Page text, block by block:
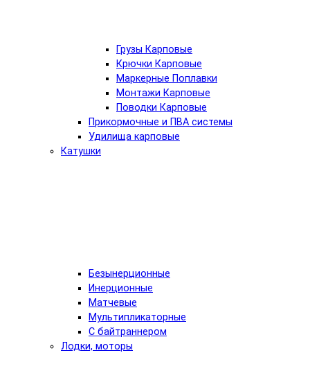
Грузы Карповые
Крючки Карповые
Маркерные Поплавки
Монтажи Карповые
Поводки Карповые
Прикормочные и ПВА системы
Удилища карповые
Катушки
Безынерционные
Инерционные
Матчевые
Мультипликаторные
С байтраннером
Лодки, моторы